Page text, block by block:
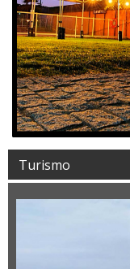
Turismo